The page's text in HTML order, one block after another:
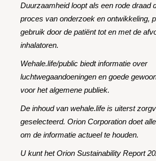
Duurzaamheid loopt als een rode draad
proces van onderzoek en ontwikkeling,
gebruik door de patiënt tot en met de
inhalatoren.
Wehale.life/public biedt informatie over
luchtwegaandoeningen en goede
voor het algemene publiek.
De inhoud van wehale.life is uiterst
geselecteerd. Orion Corporation doet
om de informatie actueel te houden.
U kunt het Orion Sustainability Report